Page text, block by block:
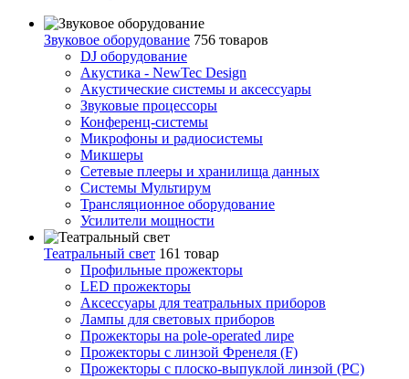
Звуковое оборудование 756 товаров
DJ оборудование
Акустика - NewTec Design
Акустические системы и аксессуары
Звуковые процессоры
Конференц-системы
Микрофоны и радиосистемы
Микшеры
Сетевые плееры и хранилища данных
Системы Мультирум
Трансляционное оборудование
Усилители мощности
Театральный свет 161 товар
Профильные прожекторы
LED прожекторы
Аксессуары для театральных приборов
Лампы для световых приборов
Прожекторы на pole-operated лире
Прожекторы с линзой Френеля (F)
Прожекторы с плоско-выпуклой линзой (PC)